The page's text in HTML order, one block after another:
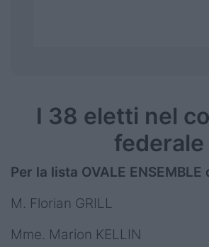
I 38 eletti nel
federale
Per la lista OVALE
M. Florian GRILL
Mme. Marion KELLIN